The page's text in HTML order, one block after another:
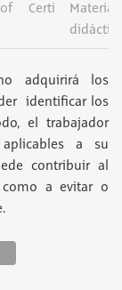
Certificación
Material
adquirirá los
identificar los
el trabajador
aplicables a su
contribuir al
como a evitar o